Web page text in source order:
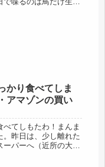
かり食べてしま
アマゾンの買い
べてしもたわ！まんま
。昨日は、少し離れた
ーパーへ（近所の大型